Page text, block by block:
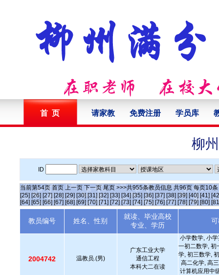
首 页 请家教 免费注册 学员库
柳
ID
当前第54页 首页 上一页 下一页 尾页 >>>共955条教员信息 共96页 每页10条
[25] [26] [27] [28] [29] [30] [31] [32] [33] [34] [35] [36] [37] [38] [39] [40] [41]
[64] [65] [66] [67] [68] [69] [70] [71] [72] [73] [74] [75] [76] [77] [78] [79] [80]
教员编号 姓名、性别
就读、毕业高校
专业、学历
2004742 温教员.(男)
广东工业大学
通信工程
本科大二在读
小学数学, 小
一初二数学, 初
学, 初三数学,
高二化学, 高
计算机应用中